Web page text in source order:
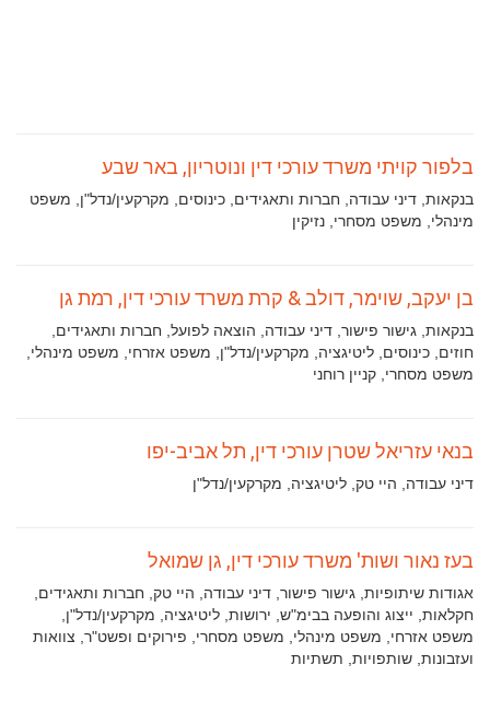
בלפור קויתי משרד עורכי דין ונוטריון, באר שבע
תחומי
עיסוק:
בנקאות, דיני עבודה, חברות ותאגידים, כינוסים, מקרקעין/נדל"ן, משפט
מינהלי, משפט מסחרי, נזיקין
בן יעקב, שוימר, דולב & קרת משרד עורכי דין, רמת גן
תחומי
עיסוק:
בנקאות, גישור פישור, דיני עבודה, הוצאה לפועל, חברות ותאגידים,
חוזים, כינוסים, ליטיגציה, מקרקעין/נדל"ן, משפט אזרחי, משפט מינהלי,
משפט מסחרי, קניין רוחני
בנאי עזריאל שטרן עורכי דין, תל אביב-יפו
תחומי
דיני עבודה, היי טק, ליטיגציה, מקרקעין/נדל"ן
בעז נאור ושות' משרד עורכי דין, גן שמואל
תחומי
עיסוק:
אגודות שיתופיות, גישור פישור, דיני עבודה, היי טק, חברות ותאגידים,
חקלאות, ייצוג והופעה בבימ"ש, ירושות, ליטיגציה, מקרקעין/נדל"ן,
משפט אזרחי, משפט מינהלי, משפט מסחרי, פירוקים ופשט"ר, צוואות
ועזבונות, שותפויות, תשתיות